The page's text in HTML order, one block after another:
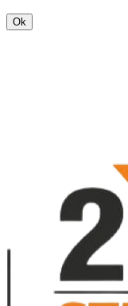
Ok